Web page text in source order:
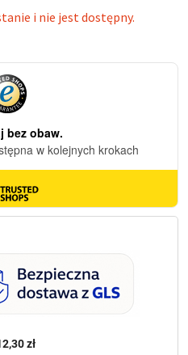
zł
i nie jest dostępny.